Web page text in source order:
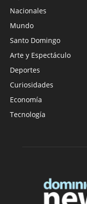
Nacionales
Mundo
Santo Domingo
Arte y Espectáculo
Deportes
Curiosidades
Economía
Tecnología